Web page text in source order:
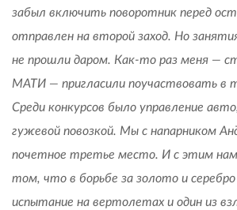
забыл включить поворотник перед
отправлен на второй заход. Но
не прошли даром. Как-то раз меня —
МАТИ — пригласили поучаствовать в
Среди конкурсов было управление
гужевой повозкой. Мы с напарником
почетное третье место. И с этим нам
том, что в борьбе за золото и
испытание на вертолетах и один из